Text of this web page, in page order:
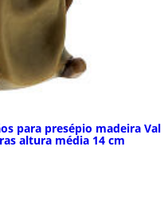
para presépio madeira Val
altura média 14 cm